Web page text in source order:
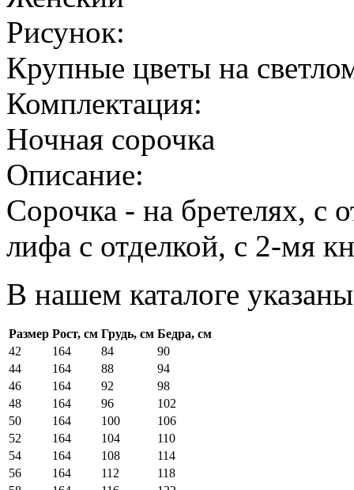
Рисунок:
Крупные цветы на
Комплектация:
Ночная сорочка
Описание:
Сорочка - на бретелях, с
лифа с отделкой, с 2-мя
В нашем каталоге
Размер Рост, см Грудь, см Бедра, см
42
164 84
90
44
164 88
94
46
164 92
98
48
164 96
102
50
164 100
106
52
164 104
110
54
164 108
114
56
164 112
118